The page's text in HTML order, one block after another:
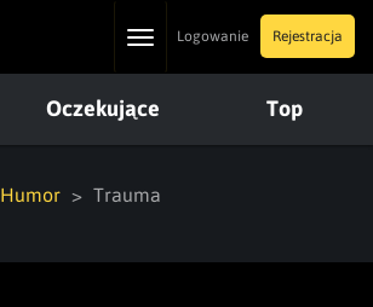
ToggleLogowanie Rejestracja
Oczekujące Top
Humor Trauma